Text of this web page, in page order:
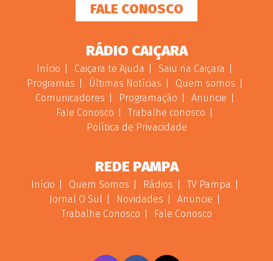
FALE CONOSCO
RÁDIO CAIÇARA
Início Caiçara te Ajuda
Saiu na Caiçara
Programas
Últimas Notícias
Quem somos
Comunicadores
Programação
Anuncie
Fale Conosco
Trabalhe conosco
Política de Privacidade
REDE PAMPA
Início Quem Somos Rádios
TV Pampa
Jornal O Sul
Novidades
Anuncie
Trabalhe Conosco
Fale Conosco